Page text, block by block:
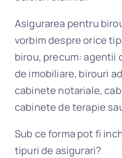
Asigurarea pentru
vorbim despre orice
birou, precum: agentii
de imobiliare, birouri
cabinete notariale,
cabinete de terapie
Sub ce forma pot fi
tipuri de asigurari?